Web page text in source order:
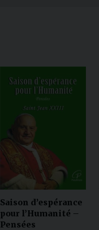
Saison d’espérance
pour l’Humanité –
Pensées